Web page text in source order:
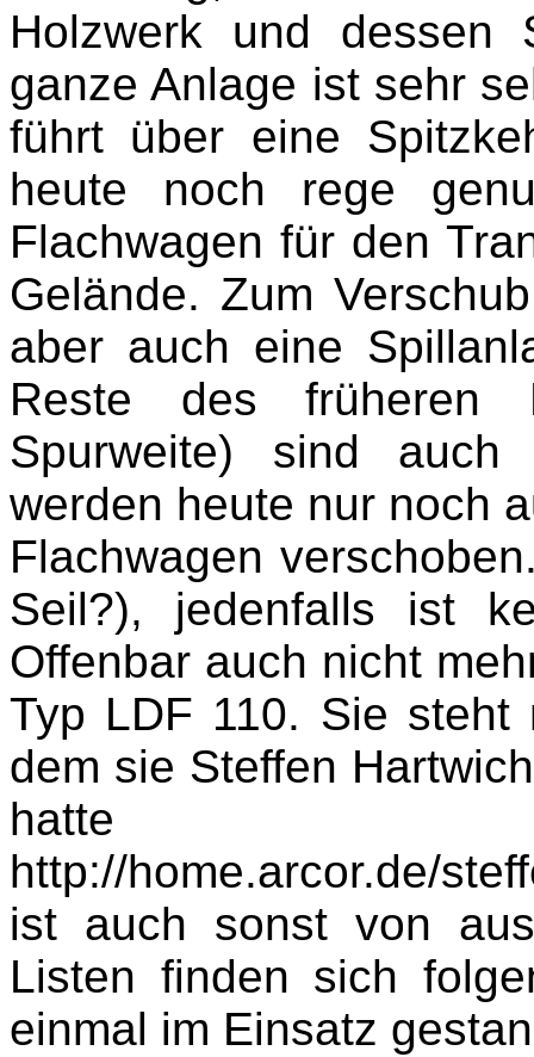
Holzwerk und dessen
ganze Anlage ist sehr
führt über eine
heute noch rege
Flachwagen für den
Gelände. Zum
aber auch eine
Reste des früheren
Spurweite) sind auch
werden heute nur noch
Flachwagen
Seil?), jedenfalls ist
Offenbar auch nicht
Typ LDF 110. Sie
dem sie Steffen
hatte
http://home.arcor.de/
ist auch sonst von
Listen finden sich
einmal im Einsatz